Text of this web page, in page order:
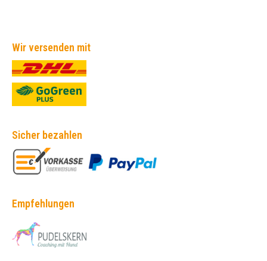
Wir versenden mit
Sicher bezahlen
Empfehlungen